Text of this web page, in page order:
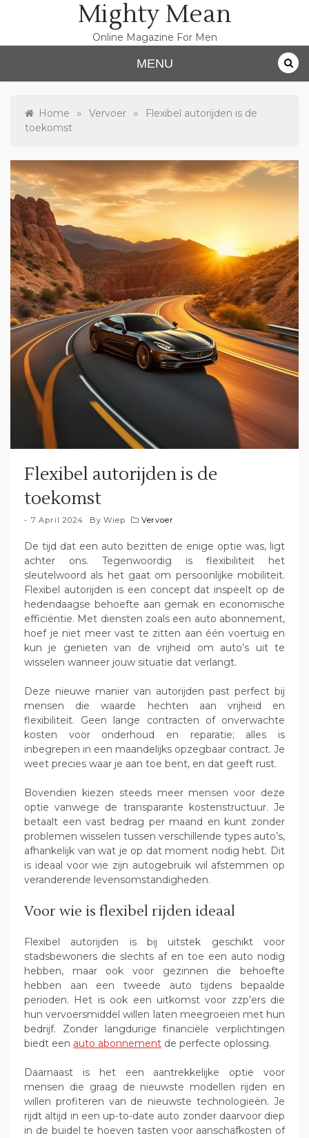
Mighty Mean
Online Magazine For Men
MENU
Home » Vervoer »
Flexibel autorijden is de
toekomst
Flexibel autorijden is de
toekomst
7 April 2024 ByWiep Vervoer
De tijd dat een auto bezitten de enige optie was, ligt
achter ons. Tegenwoordig is flexibiliteit het
sleutelwoord als het gaat om persoonlijke mobiliteit.
Flexibel autorijden is een concept dat inspeelt op de
hedendaagse behoefte aan gemak en economische
efficiëntie. Met diensten zoals een auto abonnement,
hoef je niet meer vast te zitten aan één voertuig en
kun je genieten van de vrijheid om auto’s uit te
wisselen wanneer jouw situatie dat verlangt.
Deze nieuwe manier van autorijden past perfect bij
mensen die waarde hechten aan vrijheid en
flexibiliteit. Geen lange contracten of onverwachte
kosten voor onderhoud en reparatie; alles is
inbegrepen in een maandelijks opzegbaar contract. Je
weet precies waar je aan toe bent, en dat geeft rust.
Bovendien kiezen steeds meer mensen voor deze
optie vanwege de transparante kostenstructuur. Je
betaalt een vast bedrag per maand en kunt zonder
problemen wisselen tussen verschillende types auto’s,
afhankelijk van wat je op dat moment nodig hebt. Dit
is ideaal voor wie zijn autogebruik wil afstemmen op
veranderende levensomstandigheden.
Voor wie is flexibel rijden ideaal
Flexibel autorijden is bij uitstek geschikt voor
stadsbewoners die slechts af en toe een auto nodig
hebben, maar ook voor gezinnen die behoefte
hebben aan een tweede auto tijdens bepaalde
perioden. Het is ook een uitkomst voor zzp’ers die
hun vervoersmiddel willen laten meegroeien met hun
bedrijf. Zonder langdurige financiële verplichtingen
biedt een auto abonnement de perfecte oplossing.
Daarnaast is het een aantrekkelijke optie voor
mensen die graag de nieuwste modellen rijden en
willen profiteren van de nieuwste technologieën. Je
rijdt altijd in een up-to-date auto zonder daarvoor diep
in de buidel te hoeven tasten voor aanschafkosten of